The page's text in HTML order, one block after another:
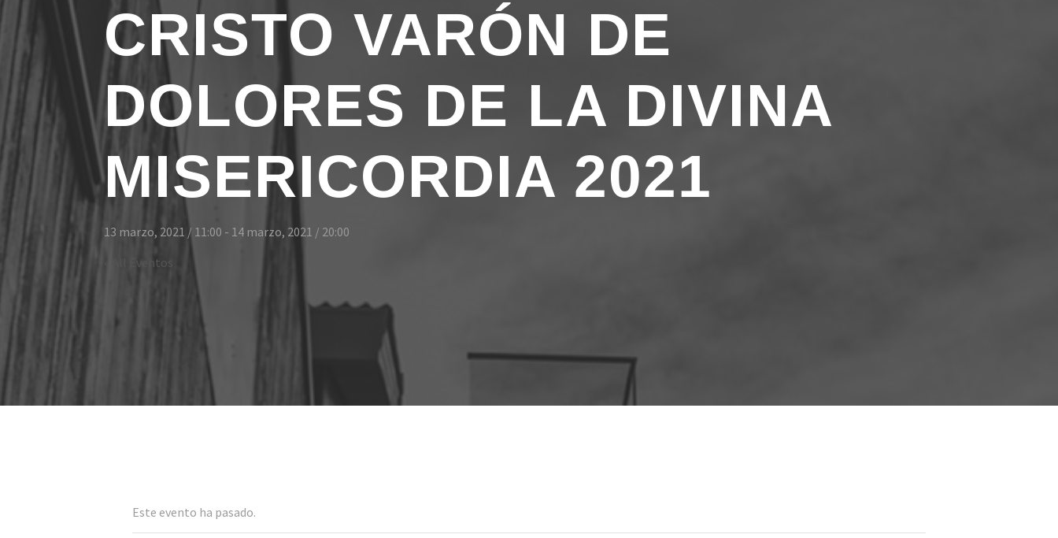
CRISTO VARÓN DE
DOLORES DE LA DIVINA
MISERICORDIA 2021
13 marzo, 2021 / 11:00 - 14 marzo, 2021 / 20:00
« All Eventos
Este evento ha pasado.